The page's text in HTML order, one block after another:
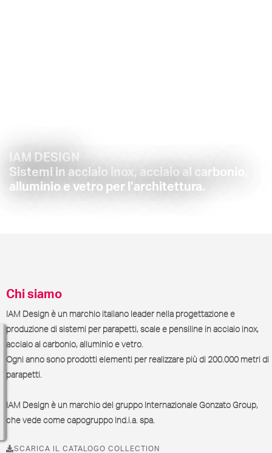
IAM DESIGN
Sistemi in acciaio inox, acciaio al carbonio,
alluminio e vetro per l’architettura.
Chi siamo
IAM Design è un marchio italiano leader nella progettazione e
produzione di sistemi per parapetti, scale e pensiline in acciaio inox,
acciaio al carbonio, alluminio e vetro.
Ogni anno sono prodotti elementi per realizzare più di 200.000 metri di
parapetti.
IAM Design è un marchio del gruppo Internazionale Gonzato Group,
che vede come capogruppo Ind.i.a. spa.
SCARICA IL CATALOGO COLLECTION